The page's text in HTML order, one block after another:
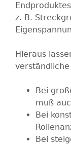
z. B.
Hieraus
Bei
muß
Bei
Bei